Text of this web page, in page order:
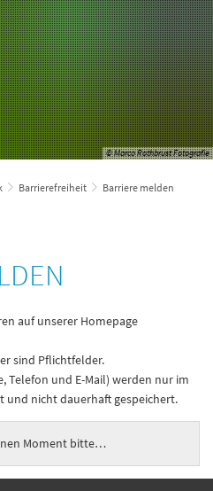
© Marco Rothbrust Fotografie
Barrierefreiheit Barriere melden
auf unserer Homepage
sind Pflichtfelder.
Telefon und E-Mail) werden nur im
und nicht dauerhaft gespeichert.
Moment bitte…